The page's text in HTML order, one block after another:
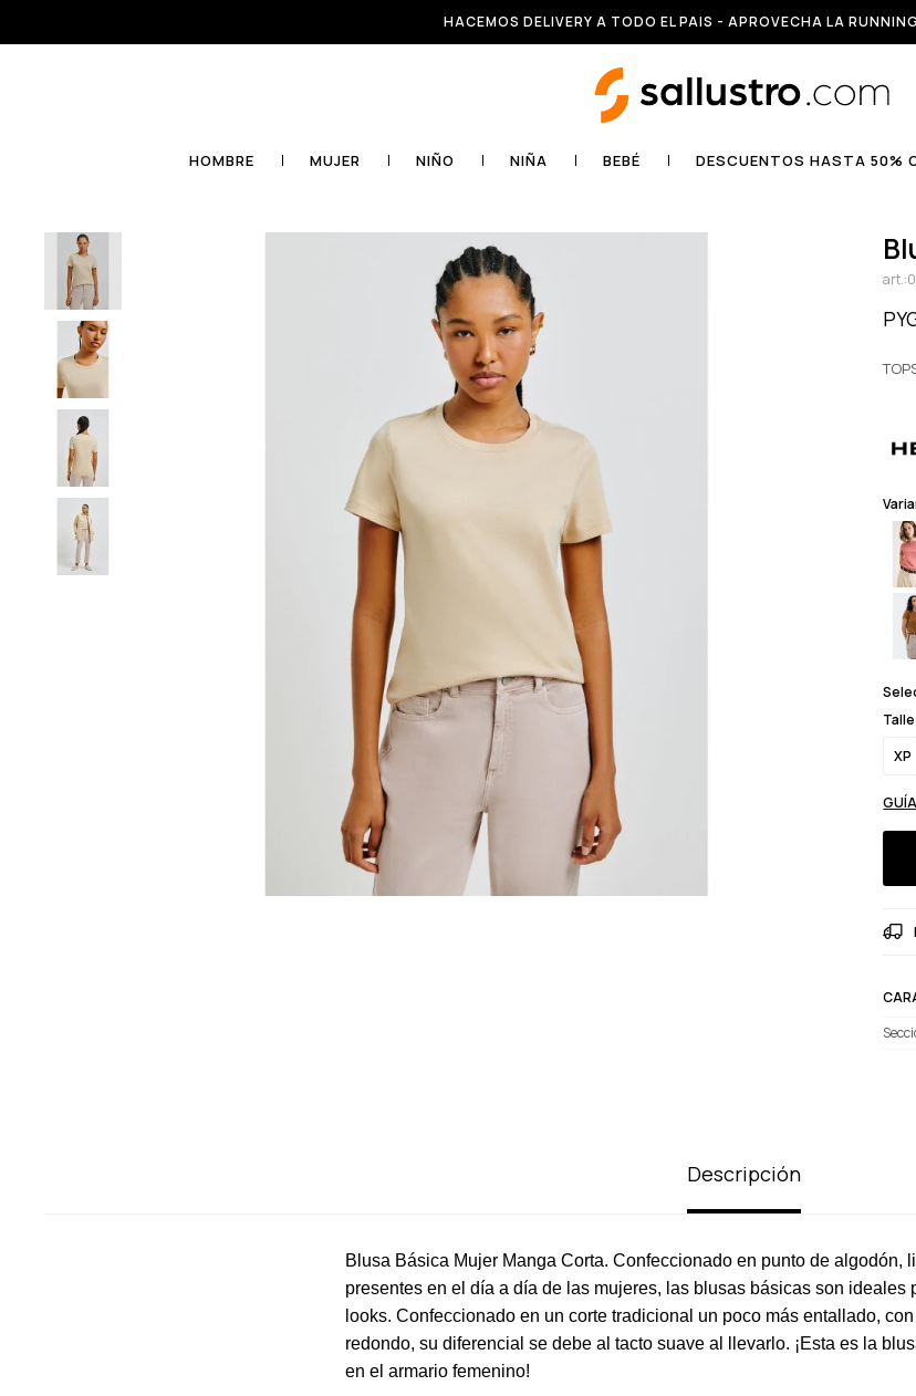
HACEMOS DELIVERY A TODO EL PAIS - APROVECHA LA
HOMBRE MUJER NIÑO NIÑA BEBÉ DESCUENTOS HASTA 50%
XP
Descripción
Blusa Básica Mujer Manga Corta. Confeccionado en punto de algodón,
presentes en el día a día de las mujeres, las blusas básicas son ideales
looks. Confeccionado en un corte tradicional un poco más entallado,
redondo, su diferencial se debe al tacto suave al llevarlo. ¡Esta es la
en el armario femenino!